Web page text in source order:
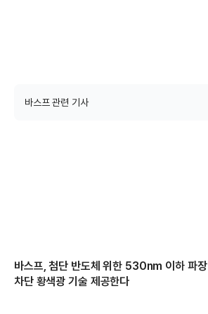
바스프 관련 기사
바스프, 첨단 반도체 위한 530nm 이하 파장
차단 황색광 기술 제공한다